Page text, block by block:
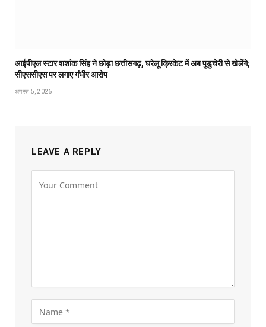
आईपीएल स्टार शशांक सिंह ने छोड़ा छत्तीसगढ़, घरेलू क्रिकेट में अब पुडुचेरी से खेलेंगे;
सीएससीएस पर लगाए गंभीर आरोप
अगस्त 5, 2026
LEAVE A REPLY